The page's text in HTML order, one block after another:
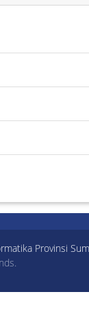
Provinsi